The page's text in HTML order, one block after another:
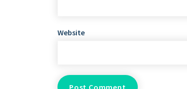
Website